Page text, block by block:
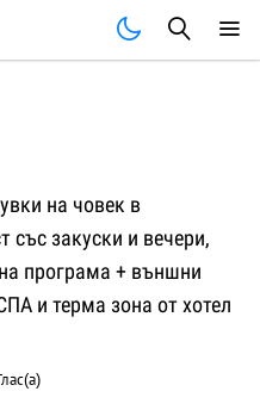
на човек в
със закуски и вечери,
програма + външни
и терма зона от хотел